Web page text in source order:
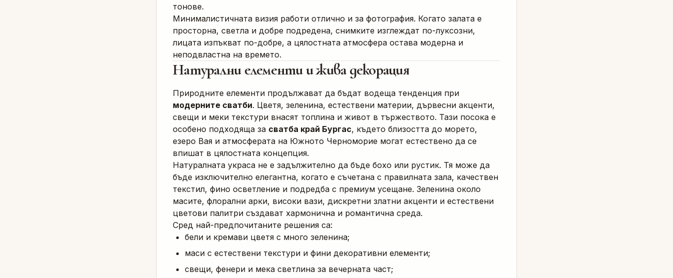
тонове.
Минималистичната визия работи отлично и за фотография. Когато залата е
просторна, светла и добре подредена, снимките изглеждат по-луксозни,
лицата изпъкват по-добре, а цялостната атмосфера остава модерна и
неподвластна на времето.
Натурални елементи и жива декорация
Природните елементи продължават да бъдат водеща тенденция при
модерните сватби. Цветя, зеленина, естествени материи, дървесни акценти,
свещи и меки текстури внасят топлина и живот в тържеството. Тази посока е
особено подходяща за сватба край Бургас, където близостта до морето,
езеро Вая и атмосферата на Южното Черноморие могат естествено да се
впишат в цялостната концепция.
Натуралната украса не е задължително да бъде бохо или рустик. Тя може да
бъде изключително елегантна, когато е съчетана с правилната зала, качествен
текстил, фино осветление и подредба с премиум усещане. Зеленина около
масите, флорални арки, високи вази, дискретни златни акценти и естествени
цветови палитри създават хармонична и романтична среда.
Сред най-предпочитаните решения са:
бели и кремави цветя с много зеленина;
маси с естествени текстури и фини декоративни елементи;
свещи, фенери и мека светлина за вечерната част;